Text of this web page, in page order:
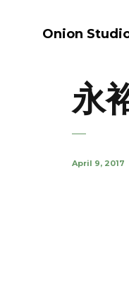
Onion
永
April 9, 2017